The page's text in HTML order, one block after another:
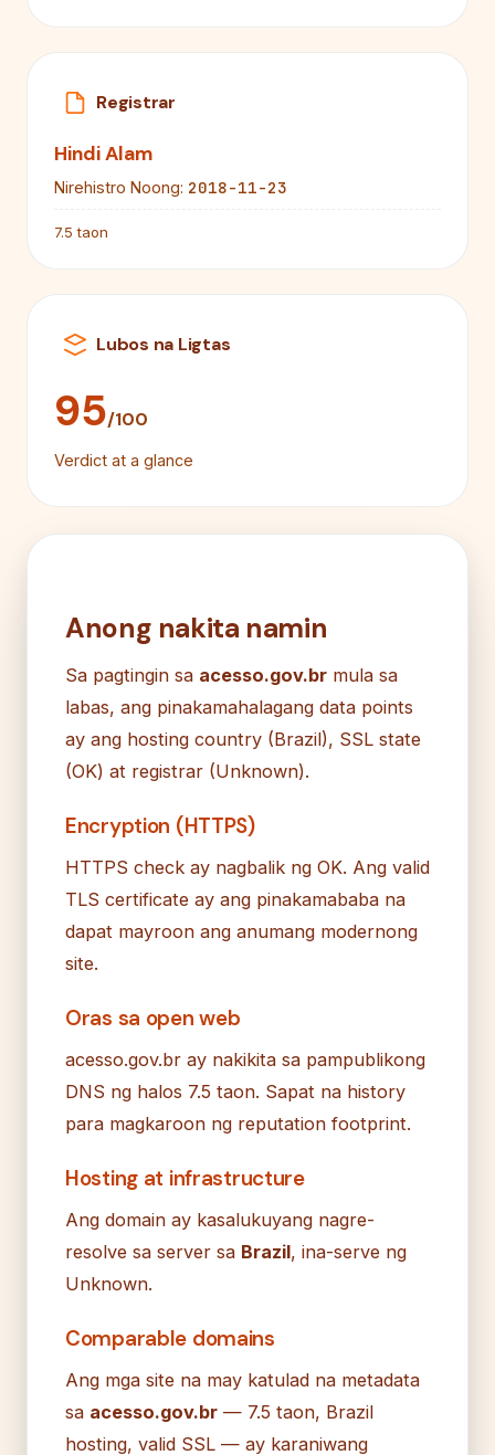
Registrar
Hindi Alam
Nirehistro Noong: 2018-11-23
7.5 taon
Lubos na Ligtas
95/100
Verdict at a glance
Anong nakita namin
Sa pagtingin sa acesso.gov.br mula sa
labas, ang pinakamahalagang data points
ay ang hosting country (Brazil), SSL state
(OK) at registrar (Unknown).
Encryption (HTTPS)
HTTPS check ay nagbalik ng OK. Ang valid
TLS certificate ay ang pinakamababa na
dapat mayroon ang anumang modernong
site.
Oras sa open web
acesso.gov.br ay nakikita sa pampublikong
DNS ng halos 7.5 taon. Sapat na history
para magkaroon ng reputation footprint.
Hosting at infrastructure
Ang domain ay kasalukuyang nagre-
resolve sa server sa Brazil, ina-serve ng
Unknown.
Comparable domains
Ang mga site na may katulad na metadata
sa acesso.gov.br — 7.5 taon, Brazil
hosting, valid SSL — ay karaniwang